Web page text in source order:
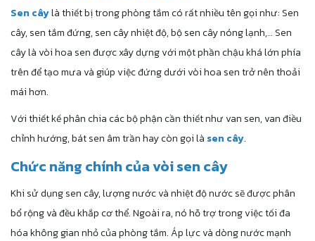
Sen câylà thiết bị trong phòng tắm có rất nhiều tên gọi như: Sen
cây, sen tắm đứng, sen cây nhiệt độ, bộ sen cây nóng lạnh,… Sen
cây là vòi hoa sen được xây dựng với một phần chậu khá lớn phía
trên để tạo mưa và giúp việc đứng dưới vòi hoa sen trở nên thoải
mái hơn.
Với thiết kế phân chia các bộ phận cần thiết như van sen, van điều
chỉnh hướng, bát sen âm trần hay còn gọi là sen cây.
Chức năng chính của vòi sen cây
Khi sử dụng sen cây, lượng nước và nhiệt độ nước sẽ được phân
bổ rộng và đều khắp cơ thể. Ngoài ra, nó hỗ trợ trong việc tối đa
hóa không gian nhỏ của phòng tắm. Áp lực và dòng nước mạnh